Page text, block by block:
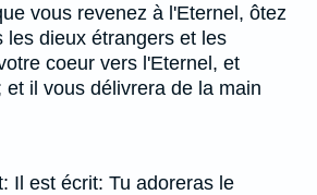
vous revenez à l'Eternel, ôtez
les dieux étrangers et les
coeur vers l'Eternel, et
et il vous délivrera de la main
Il est écrit: Tu adoreras le